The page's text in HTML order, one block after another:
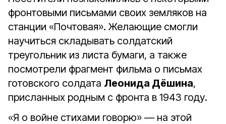
фронтовыми письмами своих земляков на
станции «Почтовая». Желающие смогли
научиться складывать солдатский
треугольник из листа бумаги, а также
посмотрели фрагмент фильма о письмах
готовского солдата Леонида Дёшина,
присланных родным с фронта в 1943 году.
«Я о войне стихами говорю» — на этой